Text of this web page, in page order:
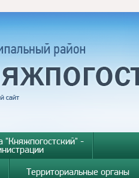
"Княжпогостский" -
Территориальные органы